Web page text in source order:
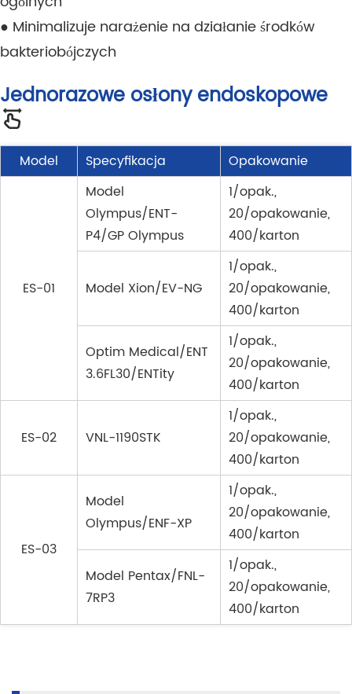
● Minimalizuje narażenie na działanie środków
bakteriobójczych
Jednorazowe osłony endoskopowe
Model Specyfikacja Opakowanie
ES-01
Model
Olympus/ENT-
P4/GP Olympus
1/opak.,
20/opakowanie,
400/karton
Model Xion/EV-NG
1/opak.,
20/opakowanie,
400/karton
Optim Medical/ENT
3.6FL30/ENTity
1/opak.,
20/opakowanie,
400/karton
ES-02 VNL-1190STK
1/opak.,
20/opakowanie,
400/karton
ES-03
Model
Olympus/ENF-XP
1/opak.,
20/opakowanie,
400/karton
Model Pentax/FNL-
7RP3
1/opak.,
20/opakowanie,
400/karton